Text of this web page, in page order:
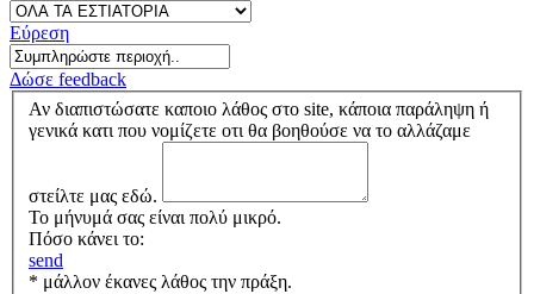
Εύρεση
Δώσε feedback
Αν διαπιστώσατε καποιο λάθος στο site, κάποια παράληψη ή
γενικά κατι που νομίζετε οτι θα βοηθούσε να το αλλάζαμε
στείλτε μας εδώ.
Το μήνυμά σας είναι πολύ μικρό.
Πόσο κάνει το:
send
* μάλλον έκανες λάθος την πράξη.